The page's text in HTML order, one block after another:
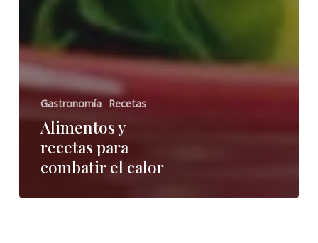
Gastronomía Recetas
Alimentos y
recetas para
combatir el calor